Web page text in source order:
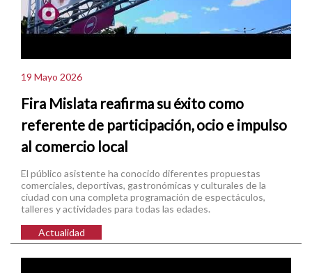
19 Mayo 2026
Fira Mislata reafirma su éxito como
referente de participación, ocio e impulso
al comercio local
El público asistente ha conocido diferentes propuestas
comerciales, deportivas, gastronómicas y culturales de la
ciudad con una completa programación de espectáculos,
talleres y actividades para todas las edades.
Actualidad